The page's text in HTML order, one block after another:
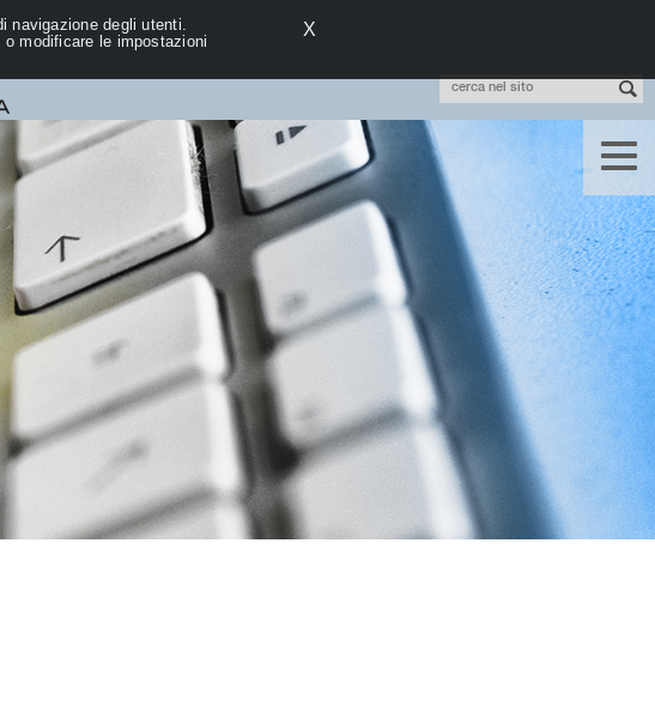
navigazione degli utenti.
modificare le impostazioni
X